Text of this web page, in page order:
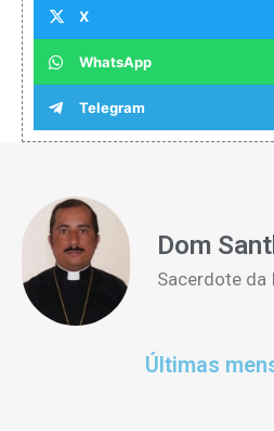
X
WhatsApp
Telegram
Dom
Sacerdote da
Últimas